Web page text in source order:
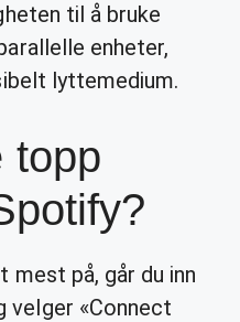
til å bruke
enheter,
lyttemedium.
topp
mest på, går du inn
velger «Connect